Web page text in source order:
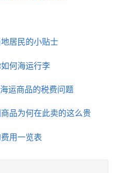
居民的小贴士
何海运行李
运商品的税费问题
品为何在此卖的这么贵
用一览表